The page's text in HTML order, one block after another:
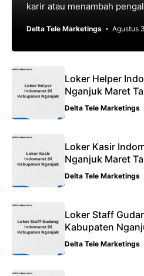
karir atau menambah
Delta Tele Marketings Agustus
Loker Helper
Nganjuk Maret
Delta Tele Marketings
Loker Kasir
Nganjuk Maret
Delta Tele Marketings
Loker Staff
Kabupaten
Delta Tele Marketings